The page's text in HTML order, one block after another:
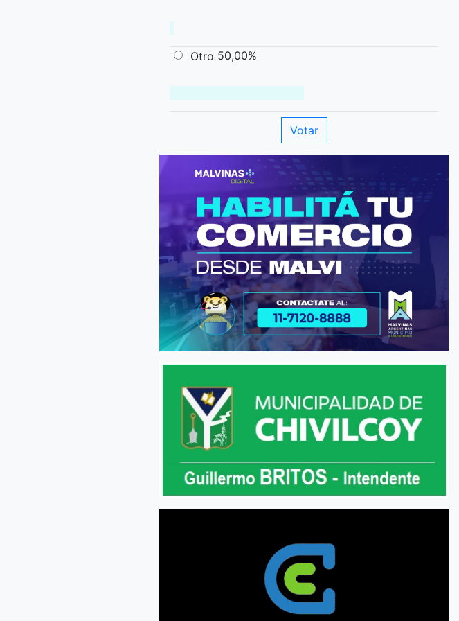
Otro 50,00%